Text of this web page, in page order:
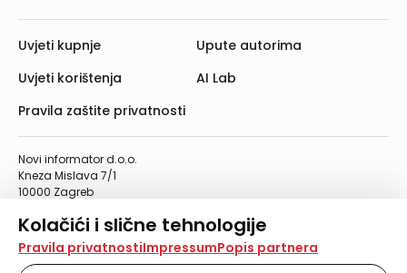
Kolačići i slične tehnologije
Na našoj web stranici koristimo kolačiće i slične
tehnologije za pohranu, čitanje i obradu informacija na
Pravila privatnostiImpressumPopis partnera
Novi informator d.o.o.
Kneza Mislava 7/1
10000 Zagreb
Telefaks: 01/4612-553
info@informator.hr
Uvjeti kupnje
Uvjeti korištenja
Pravila zaštite privatnosti
Upute autorima
AI Lab